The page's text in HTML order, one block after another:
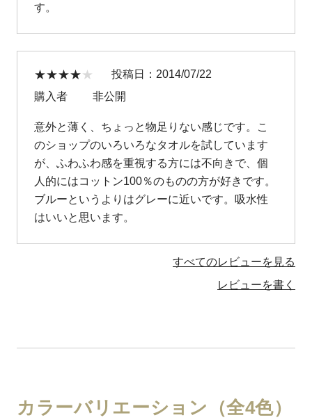
す。
購入者 非公開
投稿日 2014/07/22
意外と薄く、ちょっと物足りない感じです。こ
のショップのいろいろなタオルを試しています
が、ふわふわ感を重視する方には不向きで、個
人的にはコットン100％のものの方が好きです。
ブルーというよりはグレーに近いです。吸水性
はいいと思います。
すべてのレビューを見る
レビューを書く
カラーバリエーション（全4色）